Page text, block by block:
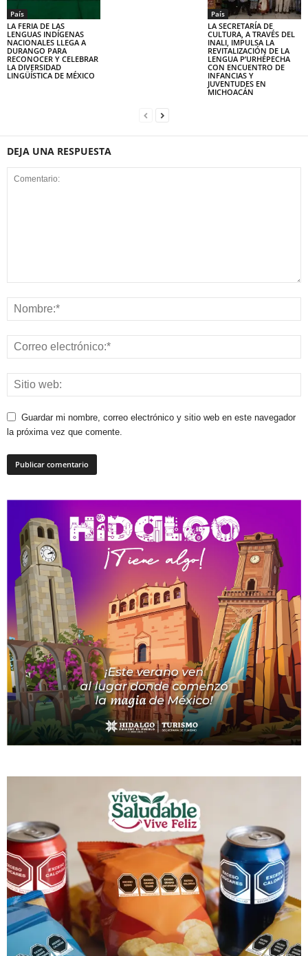
País
LA FERIA DE LAS
LENGUAS INDÍGENAS
NACIONALES LLEGA A
DURANGO PARA
RECONOCER Y CELEBRAR
LA DIVERSIDAD
LINGÜÍSTICA DE MÉXICO
País
LA SECRETARÍA DE
CULTURA, A TRAVÉS DEL
INALI, IMPULSA LA
REVITALIZACIÓN DE LA
LENGUA P’URHÉPECHA
CON ENCUENTRO DE
INFANCIAS Y
JUVENTUDES EN
MICHOACÁN
DEJA UNA RESPUESTA
Guardar mi nombre, correo electrónico y sitio web en este navegador
la próxima vez que comente.